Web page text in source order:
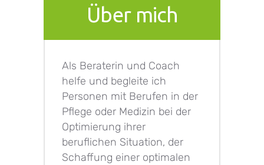
Über mich
Als Beraterin und Coach
helfe und begleite ich
Personen mit Berufen in der
Pflege oder Medizin bei der
Optimierung ihrer
beruflichen Situation, der
Schaffung einer optimalen